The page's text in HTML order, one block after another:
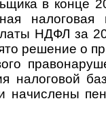
в конце
нало­говая
НДФЛ за
реше­ние о
нало­говой
начис­лены